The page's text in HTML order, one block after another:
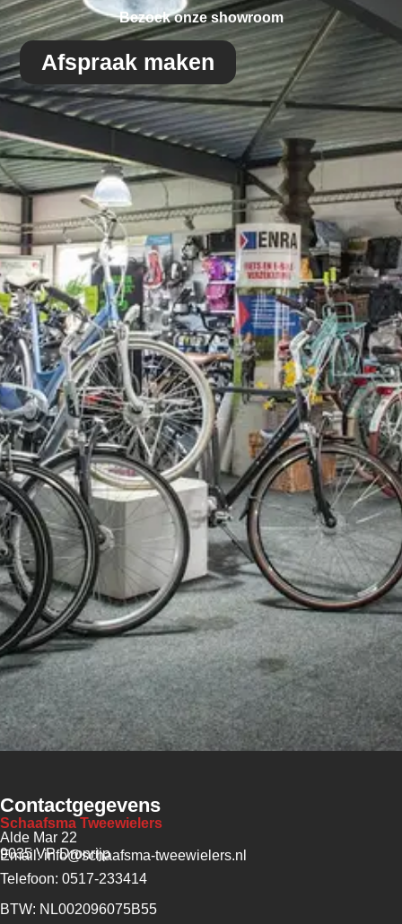
Bezoek onze showroom
Afspraak maken
Contactgegevens
Schaafsma Tweewielers
Alde Mar 22
9035 VP Dronrijp
Email: info@schaafsma-tweewielers.nl
Telefoon: 0517-233414
BTW: NL002096075B55